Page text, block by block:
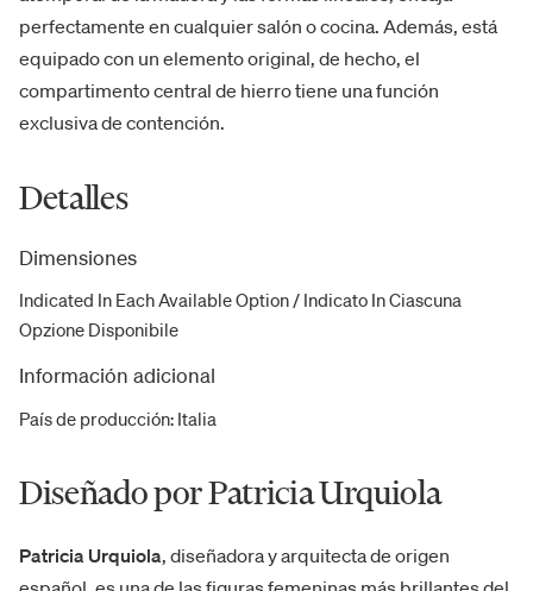
perfectamente en cualquier salón o cocina. Además, está
equipado con un elemento original, de hecho, el
compartimento central de hierro tiene una función
exclusiva de contención.
Detalles
Dimensiones
Indicated In Each Available Option / Indicato In Ciascuna
Opzione Disponibile
Información adicional
País de producción: Italia
Diseñado por Patricia Urquiola
Patricia Urquiola, diseñadora y arquitecta de origen